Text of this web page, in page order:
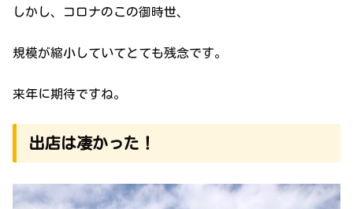
しかし、コロナのこの御時世、
規模が縮小していてとても残念です。
来年に期待ですね。
出店は凄かった！